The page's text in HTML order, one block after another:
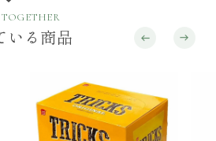
いる商品